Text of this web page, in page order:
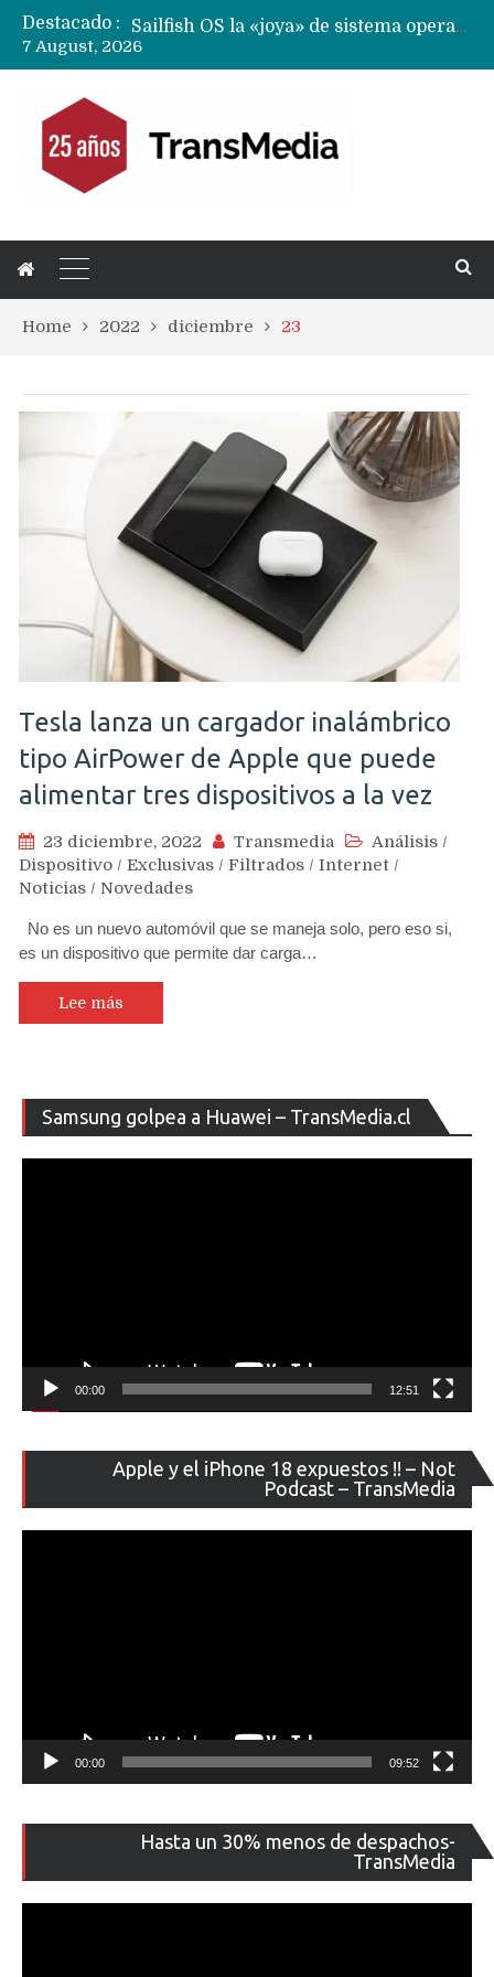
Destacado :
Solo China o Global: Cuáles Huawei MateBook, MatePad y Nova llegarán a Europa y LATAM?
7 August, 2026
Home 2022 diciembre 23
Tesla lanza un cargador inalámbrico
tipo AirPower de Apple que puede
alimentar tres dispositivos a la vez
23 diciembre, 2022 Transmedia Análisis /
Dispositivo / Exclusivas / Filtrados / Internet /
Noticias / Novedades
No es un nuevo automóvil que se maneja solo, pero eso si,
es un dispositivo que permite dar carga…
Lee más
Samsung golpea a Huawei – TransMedia.cl
de
00:00 12:51
Apple y el iPhone 18 expuestos !! – Not
Podcast – TransMedia
de
00:00 09:52
Hasta un 30% menos de despachos-
TransMedia
de